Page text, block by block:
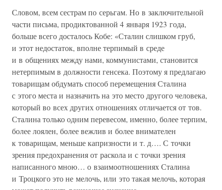
Словом, всем сестрам по серьгам. Но в заключительной
части письма, продиктованной 4 января 1923 года,
больше всего досталось Кобе: «Сталин слишком груб,
и этот недостаток, вполне терпимый в среде
и в общениях между нами, коммунистами, становится
нетерпимым в должности генсека. Поэтому я предлагаю
товарищам обдумать способ перемещения Сталина
с этого места и назначить на это место другого человека,
который во всех других отношениях отличается от тов.
Сталина только одним перевесом, именно, более терпим,
более лоялен, более вежлив и более внимателен
к товарищам, меньше капризности и т. д…. С точки
зрения предохранения от раскола и с точки зрения
написанного мною… о взаимоотношениях Сталина
и Троцкого это не мелочь, или это такая мелочь, которая